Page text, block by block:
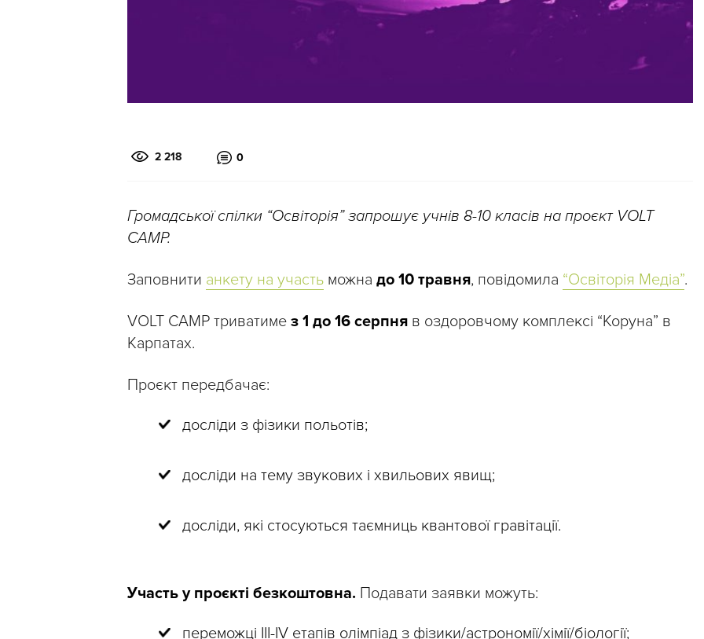
2 218 0
Громадської спілки “Освіторія” запрошує учнів 8-10 класів на проєкт VOLT
CAMP.
Заповнити анкету на участь можна до 10 травня, повідомила “Освіторія Медіа”.
VOLT CAMP триватиме з 1 до 16 серпня в оздоровчому комплексі “Коруна” в
Карпатах.
Проєкт передбачає:
досліди з фізики польотів;
досліди на тему звукових і хвильових явищ;
досліди, які стосуються таємниць квантової гравітації.
Участь у проєкті безкоштовна. Подавати заявки можуть:
переможці ІІІ-ІV етапів олімпіад з фізики/астрономії/хімії/біології;